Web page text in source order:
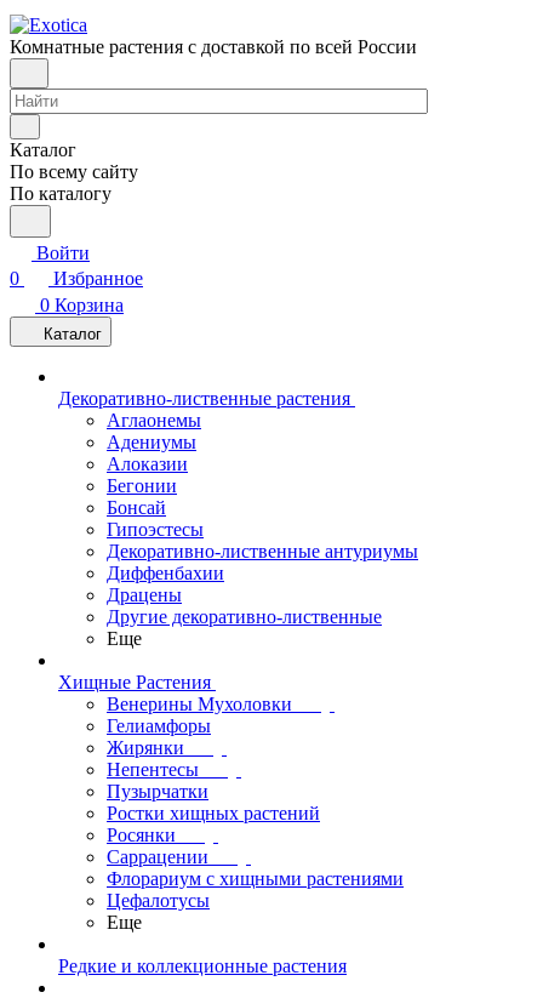
Комнатные растения с доставкой по всей России
Каталог
По всему сайту
По каталогу
Войти
0
Избранное
0 Корзина
Каталог
Декоративно-лиственные растения
Аглаонемы
Адениумы
Алоказии
Бегонии
Бонсай
Гипоэстесы
Декоративно-лиственные антуриумы
Диффенбахии
Драцены
Другие декоративно-лиственные
Еще
Хищные Растения
Венерины Мухоловки
Гелиамфоры
Жирянки
Непентесы
Пузырчатки
Ростки хищных растений
Росянки
Саррацении
Флорариум с хищными растениями
Цефалотусы
Еще
Редкие и коллекционные растения